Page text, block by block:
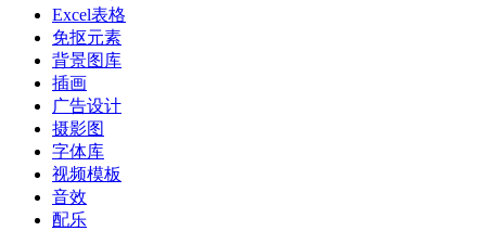
Excel表格
免抠元素
背景图库
插画
广告设计
摄影图
字体库
视频模板
音效
配乐